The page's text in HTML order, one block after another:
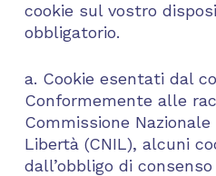
cookie sul vostro
obbligatorio.
a. Cookie esentati dal
Conformemente alle
Commissione
Libertà (CNIL), alcuni
dall’obbligo di